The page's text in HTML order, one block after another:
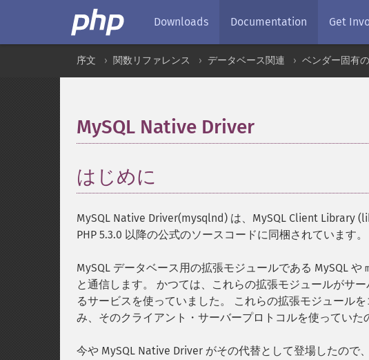
Downloads Documentation Get
序文 関数リファレンス データベース関連 ベンダー固有
MySQL Native Driver
はじめに
MySQL Native Driver(mysqlnd) は、MySQL Client Library
PHP 5.3.0 以降の公式のソースコードに同梱されています。
MySQL データベース用の拡張モジュールである MySQL や
と通信します。 かつては、これらの拡張モジュールがサ
るサービスを使っていました。 これらの拡張モジュール
み、そのクライアント・サーバープロトコルを使っていた
今や MySQL Native Driver がその代替として登場したので